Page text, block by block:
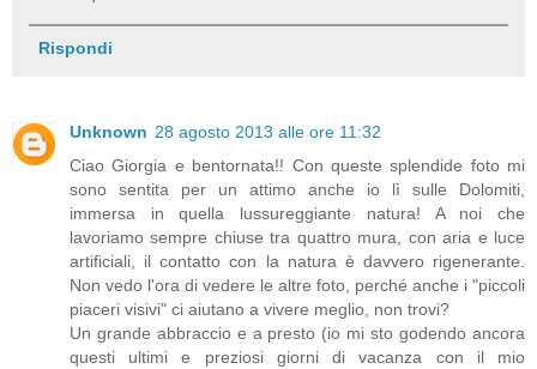
Rispondi
Unknown 28 agosto 2013 alle ore 11:32
Ciao Giorgia e bentornata!! Con queste splendide foto mi
sono sentita per un attimo anche io lì sulle Dolomiti,
immersa in quella lussureggiante natura! A noi che
lavoriamo sempre chiuse tra quattro mura, con aria e luce
artificiali, il contatto con la natura è davvero rigenerante.
Non vedo l'ora di vedere le altre foto, perché anche i "piccoli
piaceri visivi" ci aiutano a vivere meglio, non trovi?
Un grande abbraccio e a presto (io mi sto godendo ancora
questi ultimi e preziosi giorni di vacanza con il mio